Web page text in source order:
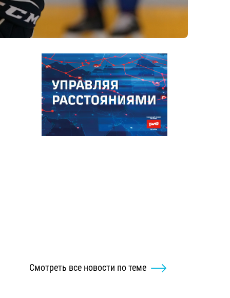
Смотреть все новости по теме